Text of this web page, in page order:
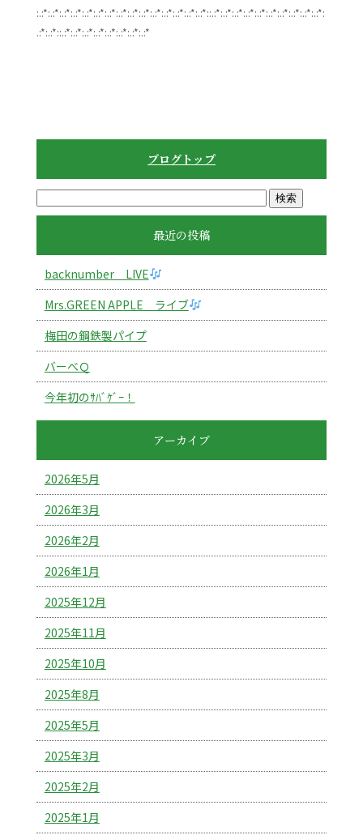
:.:*:.:*:.:*:.:*:.:*:.:*:.:*:.:*:.:*:.:*:.:*:.:*:.:*:.:*:.:*::.:*:.:*:.:*:.:*:.:*:.:*:.:*:.:*:.:*:.:*:
.:*:.:*::.:*:.:*:.:*:.:*:.:*:.:*:.:*:.:*
ブログトップ
最近の投稿
backnumber LIVE
Mrs.GREEN APPLE ライブ
梅田の鋼鉄製パイプ
バーべＱ
今年初のｻﾊﾞｹﾞｰ！
アーカイブ
2026年5月
2026年3月
2026年2月
2026年1月
2025年12月
2025年11月
2025年10月
2025年8月
2025年5月
2025年3月
2025年2月
2025年1月